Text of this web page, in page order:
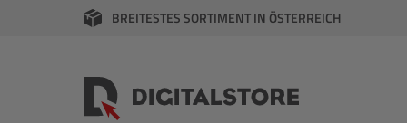
Zur Hauptnavigation springen
BREITESTES SORTIMENT IN ÖSTERREICH